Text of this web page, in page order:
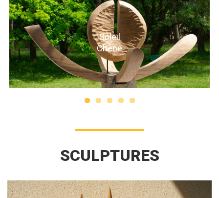
Soleil
Chêne
SCULPTURES